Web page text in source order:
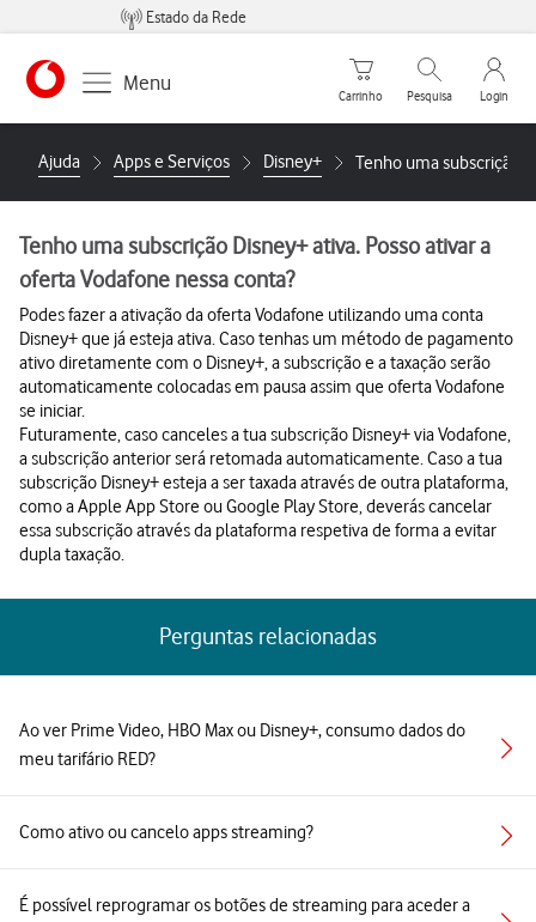
Estado da Rede
https://www.vodafone.pt
Menu
Carrinho de compras
Carrinho
Pesquisar
Pesquisa
My
Login
Ajuda Apps e Serviços Disney+ Tenho uma subscrição
Tenho uma subscrição Disney+ ativa. Posso ativar a
oferta Vodafone nessa conta?
Podes fazer a ativação da oferta Vodafone utilizando uma conta
Disney+ que já esteja ativa. Caso tenhas um método de pagamento
ativo diretamente com o Disney+, a subscrição e a taxação serão
automaticamente colocadas em pausa assim que oferta Vodafone
se iniciar.
Futuramente, caso canceles a tua subscrição Disney+ via Vodafone,
a subscrição anterior será retomada automaticamente. Caso a tua
subscrição Disney+ esteja a ser taxada através de outra plataforma,
como a Apple App Store ou Google Play Store, deverás cancelar
essa subscrição através da plataforma respetiva de forma a evitar
dupla taxação.
Perguntas relacionadas
Ao ver Prime Video, HBO Max ou Disney+, consumo dados do
meu tarifário RED?
Como ativo ou cancelo apps streaming?
É possível reprogramar os botões de streaming para aceder a